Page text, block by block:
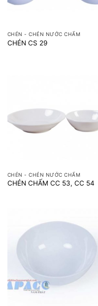
CHÉN - CHÉN NƯỚC CHẤM
CHÉN CS 29
CHÉN - CHÉN NƯỚC CHẤM
CHÉN CHẤM CC 53, CC 54